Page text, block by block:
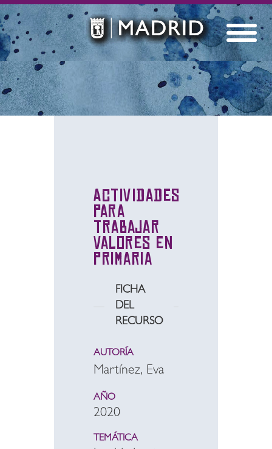
Actividades
para
trabajar
valores en
primaria
FICHA
DEL
RECURSO
AUTORÍA
Martínez, Eva
AÑO
2020
TEMÁTICA